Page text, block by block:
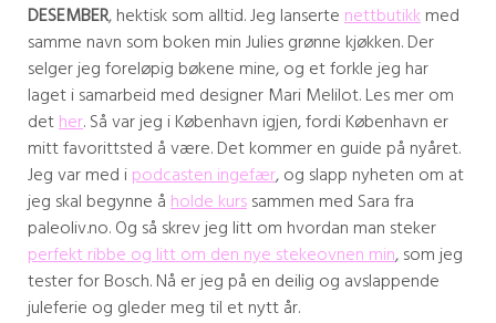
DESEMBER, hektisk som alltid. Jeg lansertenettbutikkmed
samme navn som boken min Julies grønne kjøkken. Der
selger jeg foreløpig bøkene mine, og et forkle jeg har
laget i samarbeid med designer Mari Melilot. Les mer om
dether. Så var jeg i København igjen, fordi København er
mitt favorittsted å være. Det kommer en guide på nyåret.
Jeg var med ipodcasten ingefær, og slapp nyheten om at
jeg skal begynne åholde kurssammen med Sara fra
paleoliv.no. Og så skrev jeg litt om hvordan man steker
perfekt ribbe og litt om den nye stekeovnen min, som jeg
tester for Bosch. Nå er jeg på en deilig og avslappende
juleferie og gleder meg til et nytt år.